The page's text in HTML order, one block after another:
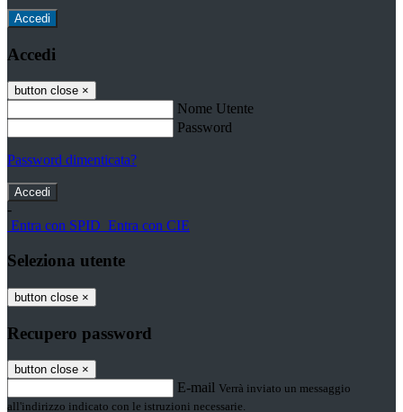
Accedi
Accedi
button close ×
Nome Utente
Password
Password dimenticata?
-
Entra con SPID Entra con CIE
Seleziona utente
button close ×
Recupero password
button close ×
E-mail Verrà inviato un messaggio
all'indirizzo indicato con le istruzioni necessarie.